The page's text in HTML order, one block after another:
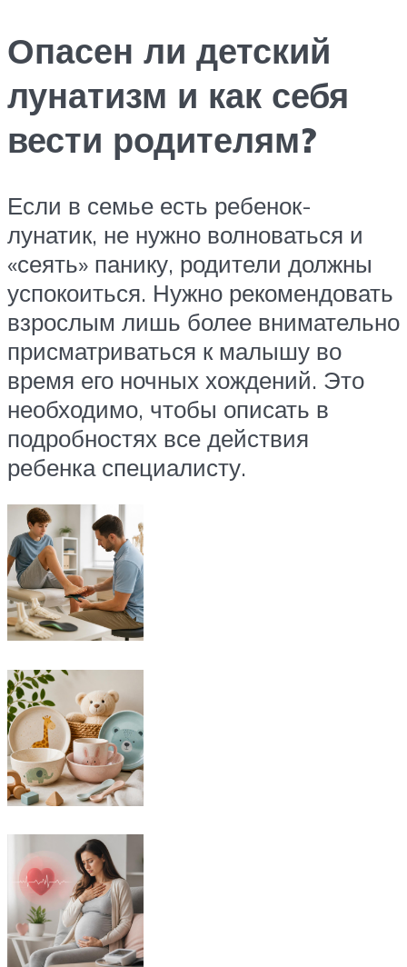
Опасен ли детский
лунатизм и как себя
вести родителям?
Если в семье есть ребенок-
лунатик, не нужно волноваться и
«сеять» панику, родители должны
успокоиться. Нужно рекомендовать
взрослым лишь более внимательно
присматриваться к малышу во
время его ночных хождений. Это
необходимо, чтобы описать в
подробностях все действия
ребенка специалисту.